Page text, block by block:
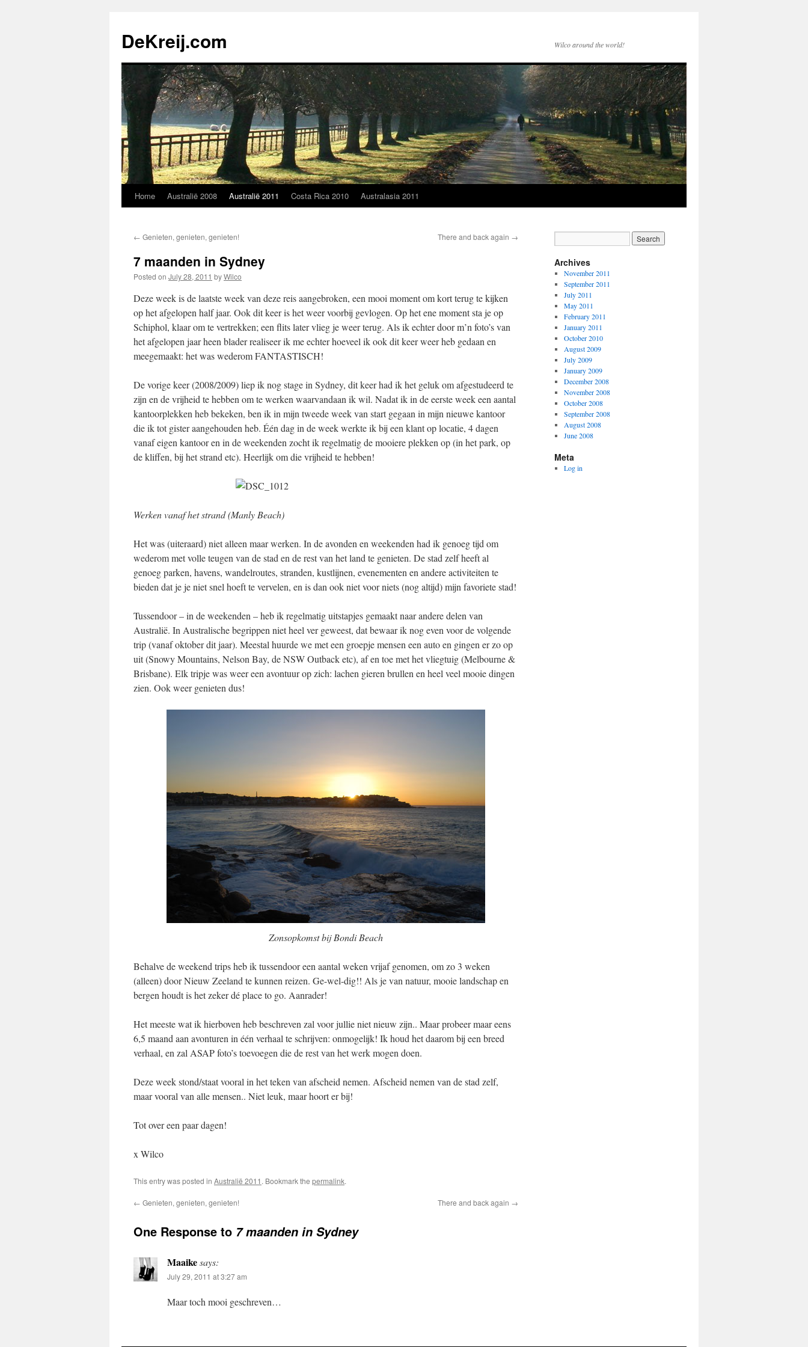
content
DeKreij.com Wilco around the world!
Home Australië 2008 Australië 2011 Costa Rica 2010 Australasia 2011
← Genieten, genieten, genieten! There and back again →
7 maanden in Sydney
Posted on July 28, 2011 byWilco
Deze week is de laatste week van deze reis aangebroken, een mooi moment om kort terug te kijken
op het afgelopen half jaar. Ook dit keer is het weer voorbij gevlogen. Op het ene moment sta je op
Schiphol, klaar om te vertrekken; een flits later vlieg je weer terug. Als ik echter door m’n foto’s van
het afgelopen jaar heen blader realiseer ik me echter hoeveel ik ook dit keer weer heb gedaan en
meegemaakt: het was wederom FANTASTISCH!
De vorige keer (2008/2009) liep ik nog stage in Sydney, dit keer had ik het geluk om afgestudeerd te
zijn en de vrijheid te hebben om te werken waarvandaan ik wil. Nadat ik in de eerste week een aantal
kantoorplekken heb bekeken, ben ik in mijn tweede week van start gegaan in mijn nieuwe kantoor
die ik tot gister aangehouden heb. Één dag in de week werkte ik bij een klant op locatie, 4 dagen
vanaf eigen kantoor en in de weekenden zocht ik regelmatig de mooiere plekken op (in het park, op
de kliffen, bij het strand etc). Heerlijk om die vrijheid te hebben!
Werken vanaf het strand (Manly Beach)
Het was (uiteraard) niet alleen maar werken. In de avonden en weekenden had ik genoeg tijd om
wederom met volle teugen van de stad en de rest van het land te genieten. De stad zelf heeft al
genoeg parken, havens, wandelroutes, stranden, kustlijnen, evenementen en andere activiteiten te
bieden dat je je niet snel hoeft te vervelen, en is dan ook niet voor niets (nog altijd) mijn favoriete stad!
Tussendoor – in de weekenden – heb ik regelmatig uitstapjes gemaakt naar andere delen van
Australië. In Australische begrippen niet heel ver geweest, dat bewaar ik nog even voor de volgende
trip (vanaf oktober dit jaar). Meestal huurde we met een groepje mensen een auto en gingen er zo op
uit (Snowy Mountains, Nelson Bay, de NSW Outback etc), af en toe met het vliegtuig (Melbourne &
Brisbane). Elk tripje was weer een avontuur op zich: lachen gieren brullen en heel veel mooie dingen
zien. Ook weer genieten dus!
Zonsopkomst bij Bondi Beach
Behalve de weekend trips heb ik tussendoor een aantal weken vrijaf genomen, om zo 3 weken
(alleen) door Nieuw Zeeland te kunnen reizen. Ge-wel-dig!! Als je van natuur, mooie landschap en
bergen houdt is het zeker dé place to go. Aanrader!
Het meeste wat ik hierboven heb beschreven zal voor jullie niet nieuw zijn.. Maar probeer maar eens
6,5 maand aan avonturen in één verhaal te schrijven: onmogelijk! Ik houd het daarom bij een breed
verhaal, en zal ASAP foto’s toevoegen die de rest van het werk mogen doen.
Deze week stond/staat vooral in het teken van afscheid nemen. Afscheid nemen van de stad zelf,
maar vooral van alle mensen.. Niet leuk, maar hoort er bij!
Tot over een paar dagen!
x Wilco
This entry was posted in Australië 2011 . Bookmark the permalink.
← Genieten, genieten, genieten! There and back again →
One Response to 7 maanden in Sydney
Maaikesays:
July 29, 2011 at 3:27 am
Maar toch mooi geschreven…
Archives
November 2011
September 2011
July 2011
May 2011
February 2011
January 2011
October 2010
August 2009
July 2009
January 2009
December 2008
November 2008
October 2008
September 2008
August 2008
June 2008
Meta
Log in